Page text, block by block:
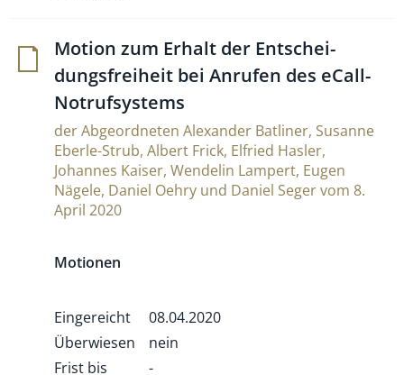
Motion zum Erhalt der Ent­schei­
dungs­frei­heit bei Anrufen des eCall-
Notrufsystems
der Abgeordneten Alexander Batliner, Susanne
Eberle-Strub, Albert Frick, Elfried Hasler,
Johannes Kaiser, Wendelin Lampert, Eugen
Nägele, Daniel Oehry und Daniel Seger vom 8.
April 2020
Motionen
Eingereicht
08.04.2020
Überwiesen
nein
Frist bis
-